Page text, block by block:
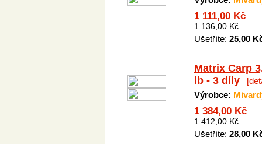
1 111,00 Kč
1 136,00 Kč
Ušetříte: 25,00
Matrix Carp
lb - 3 díly
Výrobce:
1 384,00 Kč
1 412,00 Kč
Ušetříte: 28,00